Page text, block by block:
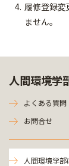
履修登録変
ません。
人間環境学
よくある質問
お問合せ
人間環境学部